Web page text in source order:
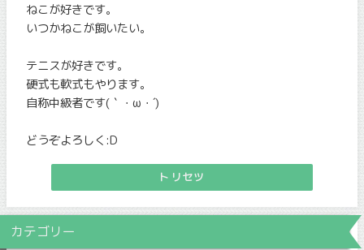
ねこが好きです。
いつかねこが飼いたい。
テニスが好きです。
硬式も軟式もやります。
自称中級者です(｀・ω・´)
どうぞよろしく:D
トリセツ
カテゴリー